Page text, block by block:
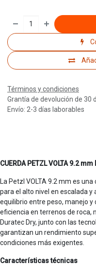
Términos y condiciones
Grantía de devolución de 30
Envío: 2-3 días laborables
CUERDA PETZL VOLTA 9.2 mm
La Petzl VOLTA 9.2 mm es
para el alto nivel en escalada
equilibrio entre peso, manejo
eficiencia en terrenos de roca,
Duratec Dry, junto con las
garantizan un rendimiento
condiciones más exigentes.
Características técnicas